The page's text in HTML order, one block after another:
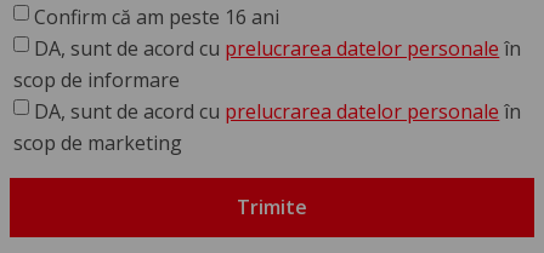
Confirm că am peste 16 ani
DA, sunt de acord cu prelucrarea datelor personale în
scop de informare
DA, sunt de acord cu prelucrarea datelor personale în
scop de marketing
Trimite